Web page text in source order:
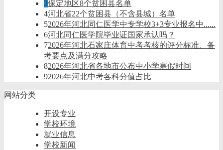
3保定地区8个贫困县名单
4河北省22个贫困县（不含县城）名单
52026年河北同仁医学中专学校3+3专业报名中......
6河北同仁医学院毕业证国家承认吗？
72026年河北石家庄体育中考考核的评分标准、备
考要点及满分攻略
82026年河北省各地市公布中小学寒假时间
92026年河北中考各科分值占比
网站分类
开设专业
学校环境
就业信息
学校新闻